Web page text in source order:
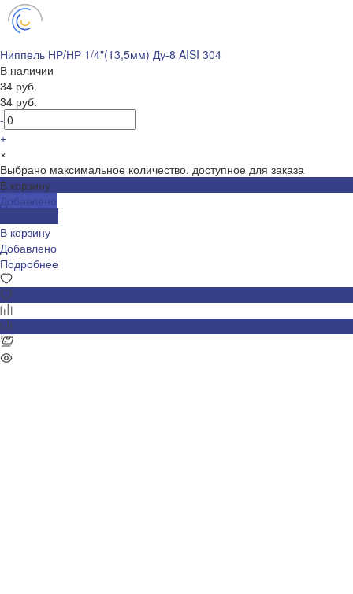
Ниппель НР/НР 1/4"(13,5мм) Ду-8 AISI 304
В наличии
34 руб.
34 руб.
-
+
×
Выбрано максимальное количество, доступное для заказа
В корзину
Добавлено
В корзину
Добавлено
Подробнее